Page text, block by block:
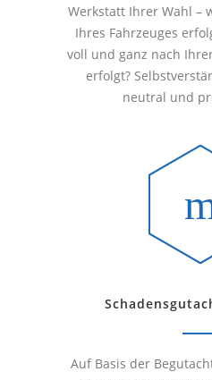
Werkstatt Ihrer Wahl –
Ihres Fahrzeuges
voll und ganz nach
erfolgt?
neutral und
Auf Basis der